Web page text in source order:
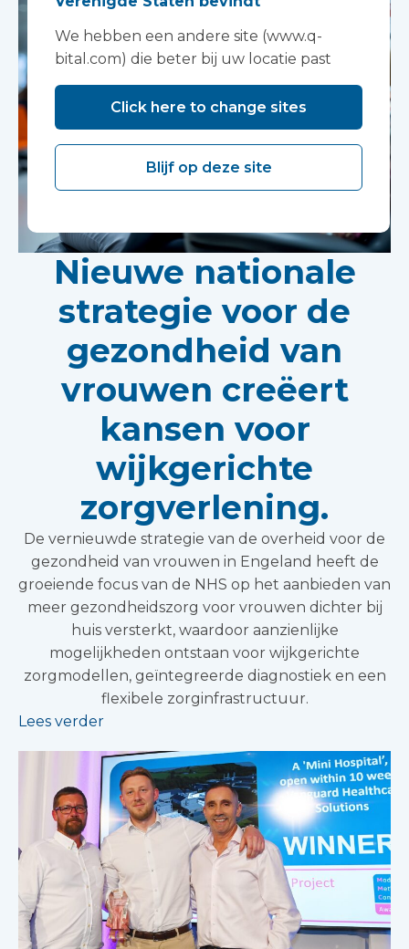
Nieuwe nationale
strategie voor de
gezondheid van
vrouwen creëert
kansen voor
wijkgerichte
zorgverlening.
De vernieuwde strategie van de overheid voor de
gezondheid van vrouwen in Engeland heeft de
groeiende focus van de NHS op het aanbieden van
meer gezondheidszorg voor vrouwen dichter bij
huis versterkt, waardoor aanzienlijke
mogelijkheden ontstaan voor wijkgerichte
zorgmodellen, geïntegreerde diagnostiek en een
flexibele zorginfrastructuur.
Lees verder
We hebben een andere site (www.q-
bital.com) die beter bij uw locatie past
Click here to change sites
Blijf op deze site